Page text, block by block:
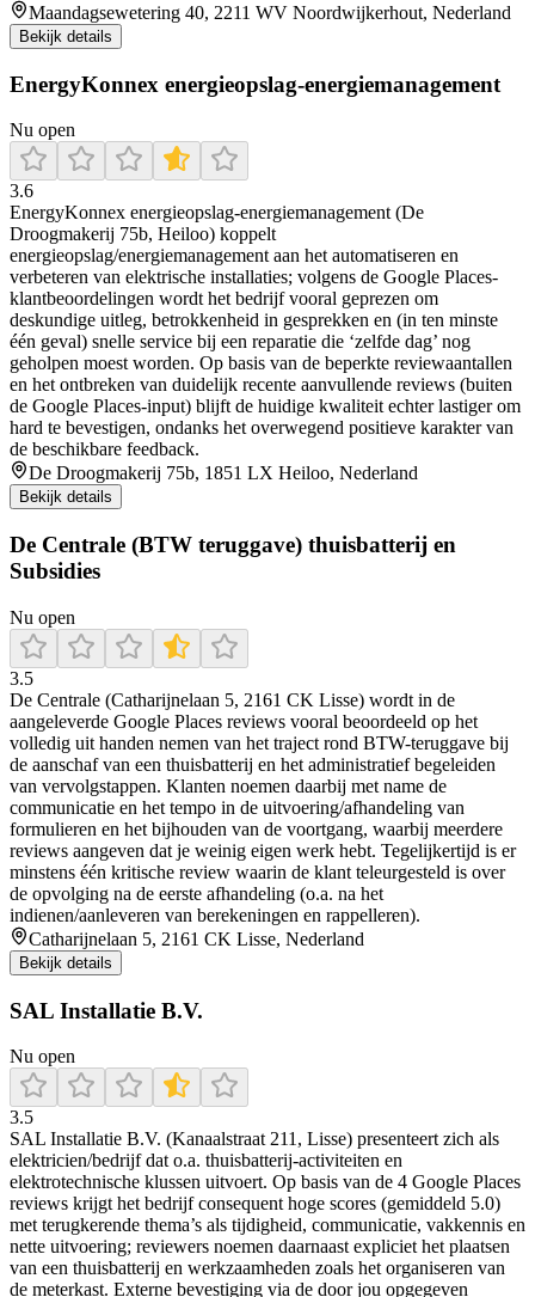
Maandagsewetering 40, 2211 WV Noordwijkerhout, Nederland
Bekijk details
EnergyKonnex energieopslag-energiemanagement
Nu open
3.6
EnergyKonnex energieopslag-energiemanagement (De
Droogmakerij 75b, Heiloo) koppelt
energieopslag/energiemanagement aan het automatiseren en
verbeteren van elektrische installaties; volgens de Google Places-
klantbeoordelingen wordt het bedrijf vooral geprezen om
deskundige uitleg, betrokkenheid in gesprekken en (in ten minste
één geval) snelle service bij een reparatie die ‘zelfde dag’ nog
geholpen moest worden. Op basis van de beperkte reviewaantallen
en het ontbreken van duidelijk recente aanvullende reviews (buiten
de Google Places-input) blijft de huidige kwaliteit echter lastiger om
hard te bevestigen, ondanks het overwegend positieve karakter van
de beschikbare feedback.
De Droogmakerij 75b, 1851 LX Heiloo, Nederland
Bekijk details
De Centrale (BTW teruggave) thuisbatterij en
Subsidies
Nu open
3.5
De Centrale (Catharijnelaan 5, 2161 CK Lisse) wordt in de
aangeleverde Google Places reviews vooral beoordeeld op het
volledig uit handen nemen van het traject rond BTW-teruggave bij
de aanschaf van een thuisbatterij en het administratief begeleiden
van vervolgstappen. Klanten noemen daarbij met name de
communicatie en het tempo in de uitvoering/afhandeling van
formulieren en het bijhouden van de voortgang, waarbij meerdere
reviews aangeven dat je weinig eigen werk hebt. Tegelijkertijd is er
minstens één kritische review waarin de klant teleurgesteld is over
de opvolging na de eerste afhandeling (o.a. na het
indienen/aanleveren van berekeningen en rappelleren).
Catharijnelaan 5, 2161 CK Lisse, Nederland
Bekijk details
SAL Installatie B.V.
Nu open
3.5
SAL Installatie B.V. (Kanaalstraat 211, Lisse) presenteert zich als
elektricien/bedrijf dat o.a. thuisbatterij-activiteiten en
elektrotechnische klussen uitvoert. Op basis van de 4 Google Places
reviews krijgt het bedrijf consequent hoge scores (gemiddeld 5.0)
met terugkerende thema’s als tijdigheid, communicatie, vakkennis en
nette uitvoering; reviewers noemen daarnaast expliciet het plaatsen
van een thuisbatterij en werkzaamheden zoals het organiseren van
de meterkast. Externe bevestiging via de door jou opgegeven